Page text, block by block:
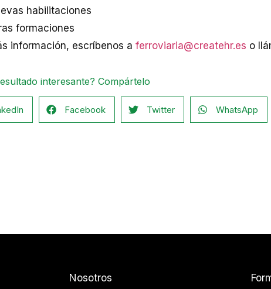
habilitaciones
formaciones
información, escríbenos a ferroviaria@createhr.es o
interesante? Compártelo
Facebook Twitter WhatsApp
Nosotros